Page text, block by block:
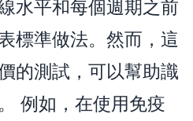
水平和每個週期之前
標準做法。然而，這
的測試，可以幫助識
例如，在使用免疫